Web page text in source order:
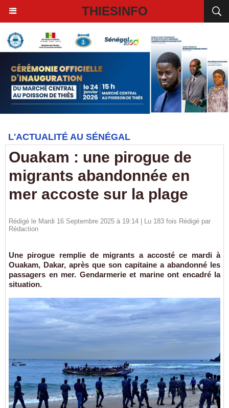
THIESINFO
L'ACTUALITÉ AU SÉNÉGAL
Ouakam : une pirogue de
migrants abandonnée en
mer accoste sur la plage
Rédigé le Mardi 16 Septembre 2025 à 19:14 | Lu 183 fois Rédigé par
Rédaction
Une pirogue remplie de migrants a accosté ce mardi à
Ouakam, Dakar, après que son capitaine a abandonné les
passagers en mer. Gendarmerie et marine ont encadré la
situation.